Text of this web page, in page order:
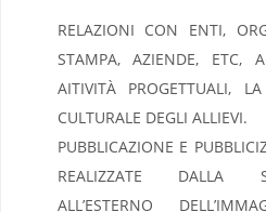
RELAZIONI CON ENTI,
STAMPA, AZIENDE, ETC,
AITIVITÀ PROGETTUALI,
CULTURALE DEGLI ALLIEVI.
PUBBLICAZIONE E
REALIZZATE DALLA
ALL’ESTERNO